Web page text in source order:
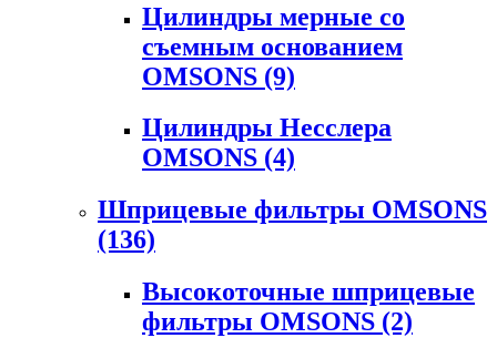
Цилиндры мерные со
съемным основанием
OMSONS (9)
Цилиндры Несслера
OMSONS (4)
Шприцевые фильтры OMSONS
(136)
Высокоточные шприцевые
фильтры OMSONS (2)